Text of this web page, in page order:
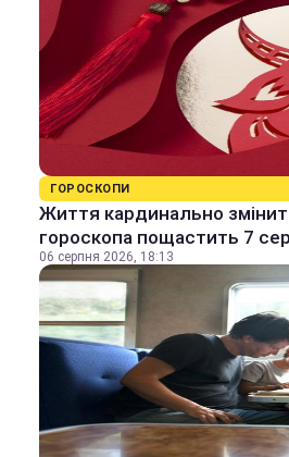
ГОРОСКОПИ
Життя кардинально
гороскопа пощастить 7
06 серпня 2026, 18:13